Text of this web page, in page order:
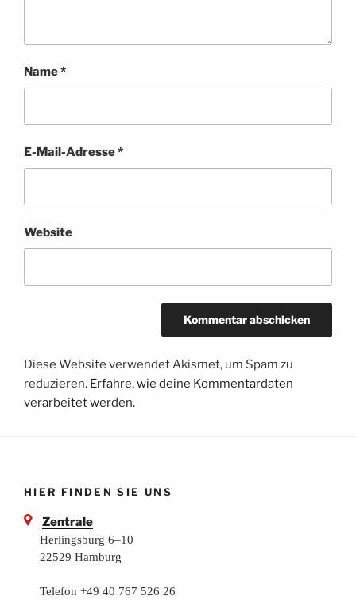
Name*
E-Mail-Adresse*
Website
Diese Website verwendet Akismet, um Spam zu
reduzieren. Erfahre, wie deine Kommentardaten
verarbeitet werden.
HIER FINDEN SIE UNS
Zentrale
Herlingsburg 6–10
22529 Hamburg
Telefon +49 40 767 526 26